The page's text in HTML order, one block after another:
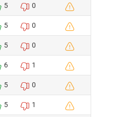
5 0
5 0
5 0
6 1
5 0
5 1